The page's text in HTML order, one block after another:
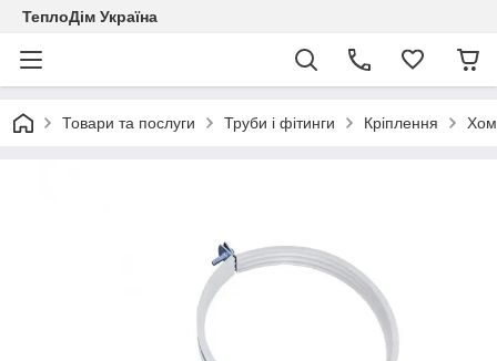
ТеплоДім Україна
Товари та послуги Труби і фітинги Кріплення